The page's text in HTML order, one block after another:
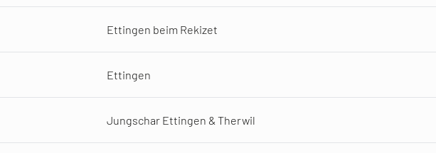
Ettingen beim Rekizet
Ettingen
Jungschar Ettingen & Therwil